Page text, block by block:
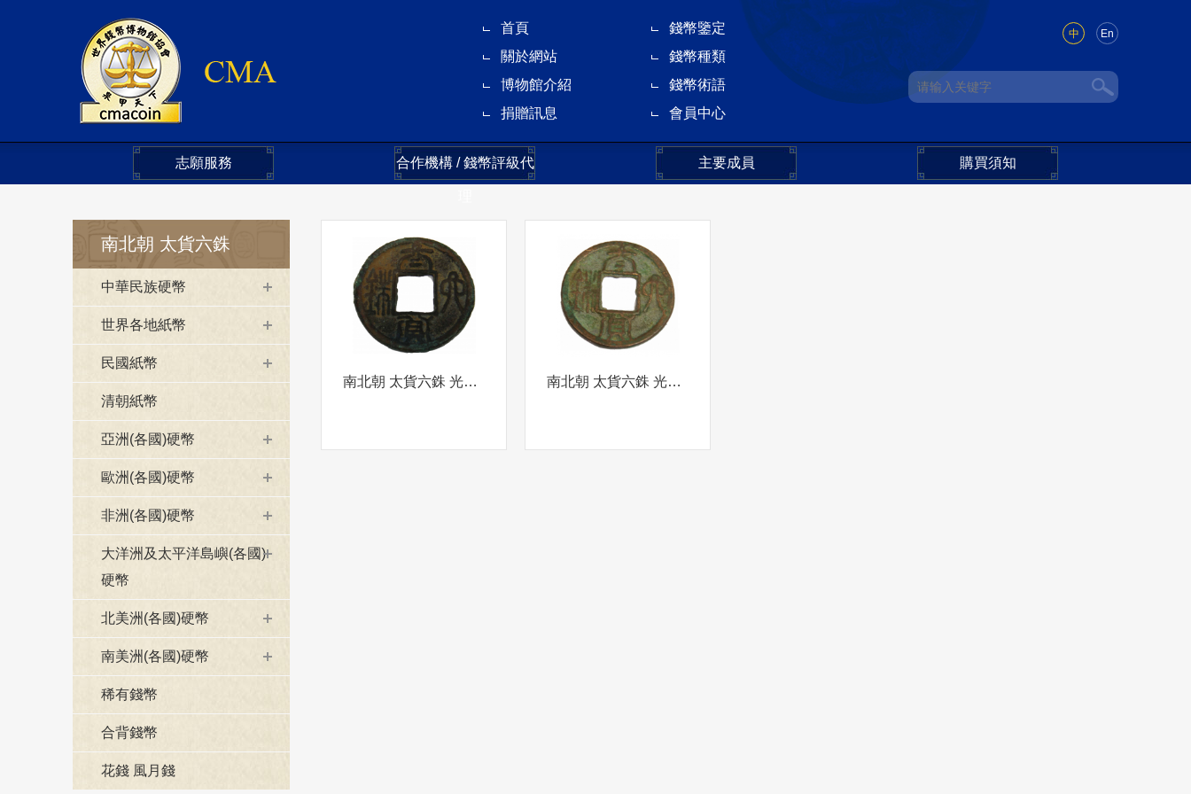
中 En
首頁
錢幣鑒定
關於網站
錢幣種類
博物館介紹
錢幣術語
捐贈訊息
會員中心
志願服務 合作機構 / 錢幣評級代 主要成員 購買須知
南北朝 太貨六銖
中華民族硬幣
世界各地紙幣
民國紙幣
清朝紙幣
亞洲(各國)硬幣
歐洲(各國)硬幣
非洲(各國)硬幣
大洋洲及太平洋島嶼(各國)
硬幣
北美洲(各國)硬幣
南美洲(各國)硬幣
稀有錢幣
合背錢幣
花錢 風月錢
南北朝 太貨六銖 光背 折三 南北朝 太貨六銖 光背 折二